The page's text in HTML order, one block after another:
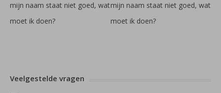
mijn naam staat niet goed, wat
moet ik doen?
mijn naam staat niet goed, wat
moet ik doen?
Veelgestelde vragen